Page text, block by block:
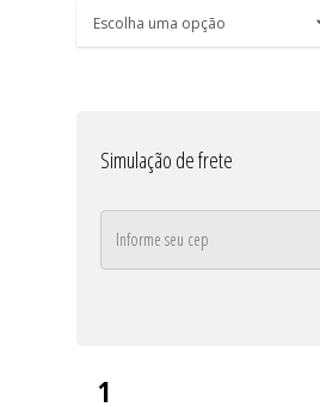
Simulação de frete